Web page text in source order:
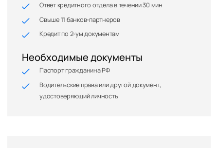
Ответ кредитного отдела в течении 30 мин
Свыше 11 банков-партнеров
Кредит по 2-ум документам
Необходимые документы
Паспорт гражданина РФ
Водительские права или другой документ,
удостоверяющий личность